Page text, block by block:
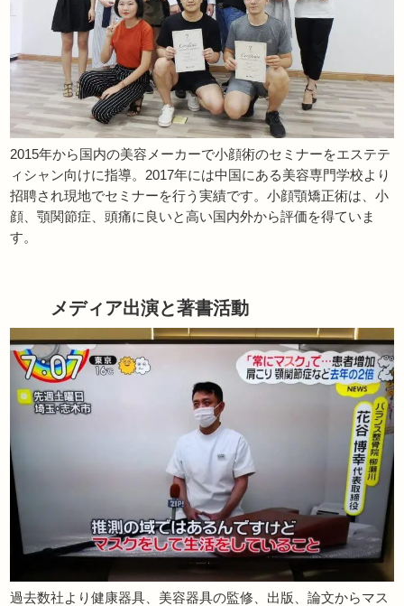
2015年から国内の美容メーカーで小顔術のセミナーをエステテ
ィシャン向けに指導。2017年には中国にある美容専門学校より
招聘され現地でセミナーを行う実績です。小顔顎矯正術は、小
顔、顎関節症、頭痛に良いと高い国内外から評価を得ていま
す。
メディア出演と著書活動
過去数社より健康器具、美容器具の監修、出版、論文からマス